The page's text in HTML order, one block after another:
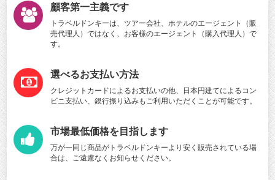
顧客第一主義です
トラベルドンキーは、ツアー会社、ホテルのエージェント（販
売代理人）ではなく、お客様のエージェント（購入代理人）で
す。
選べるお支払い方法
クレジットカードによるお支払いの他、日本円建てによるコン
ビニ支払い、銀行振り込みもご利用いただくことが可能です。
市場最低価格を目指します
万が一同じ商品がトラベルドンキーより安く販売されている場
合は、ご遠慮なくお知らせください。